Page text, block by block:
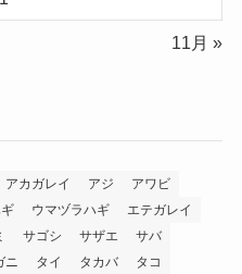
11月 »
アカガレイ アジ
アワビ
ウマヅラハギ
エテガレイ
サゴシ サザエ
サバ
ニ タイ タカバ タコ